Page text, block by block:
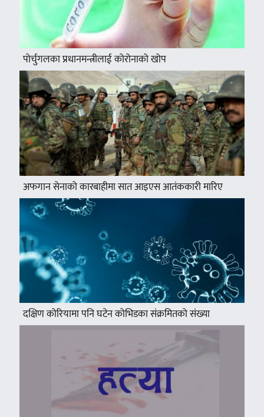
पोर्चुगलका प्रधानमन्त्रीलाई कोरोनाको खोप
अफगान सेनाको कारबाहीमा सात आइएस आतंककारी मारिए
दक्षिण कोरियामा पनि घटेन कोभिडका संक्रमितको संख्या